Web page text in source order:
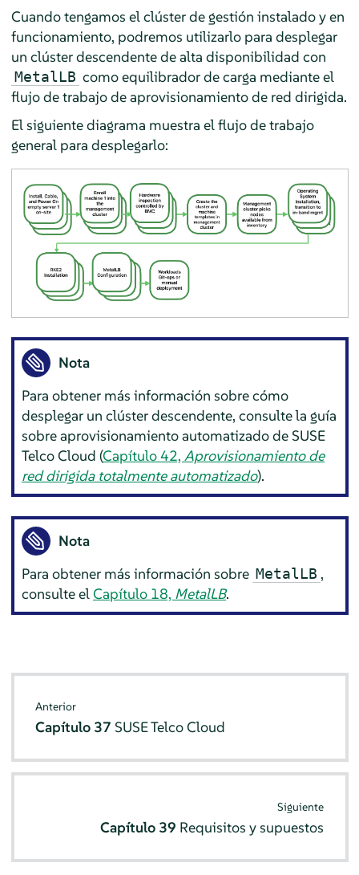
Cuando tengamos el clúster de gestión instalado y en
funcionamiento, podremos utilizarlo para desplegar
un clúster descendente de alta disponibilidad con
MetalLB como equilibrador de carga mediante el
flujo de trabajo de aprovisionamiento de red dirigida.
El siguiente diagrama muestra el flujo de trabajo
general para desplegarlo:
Nota
Para obtener más información sobre cómo
desplegar un clúster descendente, consulte la guía
sobre aprovisionamiento automatizado de SUSE
Telco Cloud (Capítulo 42,Aprovisionamiento de
red dirigida totalmente automatizado).
Nota
Para obtener más información sobre MetalLB ,
consulte elCapítulo 18, MetalLB.
Anterior
Capítulo 37 SUSE Telco Cloud
Siguiente
Capítulo 39 Requisitos y supuestos